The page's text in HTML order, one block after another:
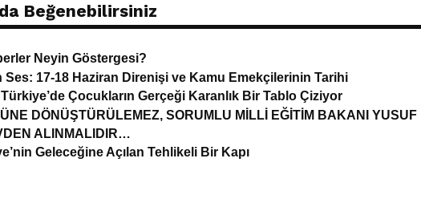
Beğenebilirsiniz
Neyin Göstergesi?
Ses: 17-18 Haziran Direnişi ve Kamu Emekçilerinin Tarihi
Çocukların Gerçeği Karanlık Bir Tablo Çiziyor
DÖNÜŞTÜRÜLEMEZ, SORUMLU MİLLİ EĞİTİM BAKANI YUSUF
ALINMALIDIR…
Geleceğine Açılan Tehlikeli Bir Kapı